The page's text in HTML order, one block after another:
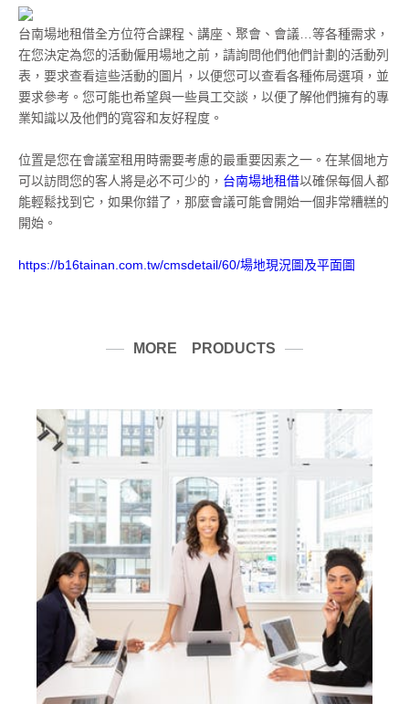
台南場地租借全方位符合課程、講座、聚會、會議…等各種需求，
在您決定為您的活動僱用場地之前，請詢問他們他們計劃的活動列
表，要求查看這些活動的圖片，以便您可以查看各種佈局選項，並
要求參考。您可能也希望與一些員工交談，以便了解他們擁有的專
業知識以及他們的寬容和友好程度。
位置是您在會議室租用時需要考慮的最重要因素之一。在某個地方
可以訪問您的客人將是必不可少的， 台南場地租借以確保每個人都
能輕鬆找到它，如果你錯了，那麼會議可能會開始一個非常糟糕的
開始。
https://b16tainan.com.tw/cmsdetail/60/場地現況圖及平面圖
MORE PRODUCTS